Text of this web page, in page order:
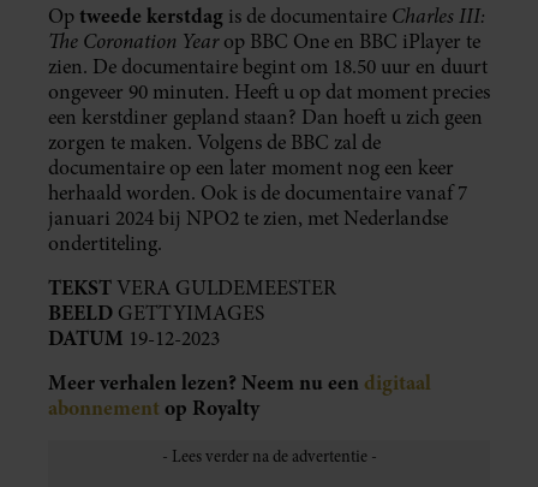
Optweede kerstdag is de documentaire Charles III:
The Coronation Yearop BBC One en BBC iPlayer te
zien. De documentaire begint om 18.50 uur en duurt
ongeveer 90 minuten. Heeft u op dat moment precies
een kerstdiner gepland staan? Dan hoeft u zich geen
zorgen te maken. Volgens de BBC zal de
documentaire op een later moment nog een keer
herhaald worden. Ook is de documentaire vanaf 7
januari 2024 bij NPO2 te zien, met Nederlandse
ondertiteling.
TEKSTVERA GULDEMEESTER
BEELD GETTYIMAGES
DATUM 19-12-2023
Meer verhalen lezen? Neem nu een digitaal
abonnement op Royalty